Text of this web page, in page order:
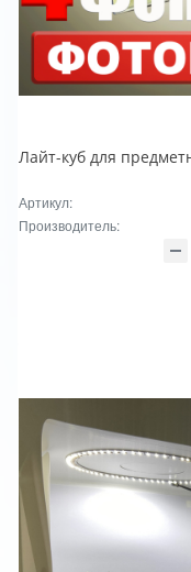
Артикул:
Производитель: